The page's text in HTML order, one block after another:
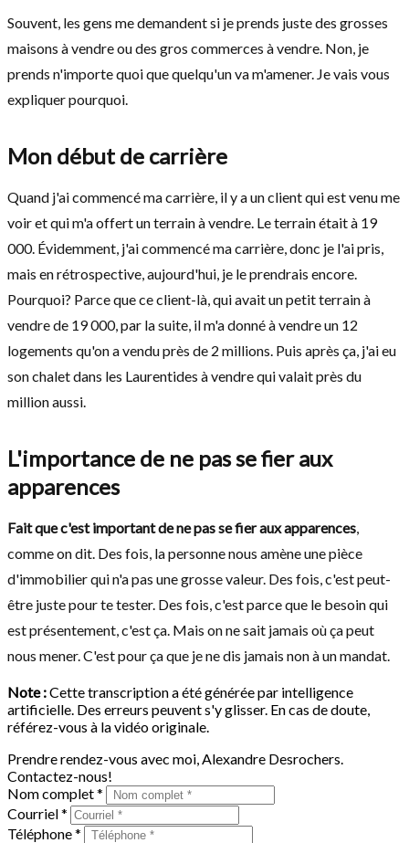
Souvent, les gens me demandent si je prends juste des grosses
maisons à vendre ou des gros commerces à vendre. Non, je
prends n'importe quoi que quelqu'un va m'amener. Je vais vous
expliquer pourquoi.
Mon début de carrière
Quand j'ai commencé ma carrière, il y a un client qui est venu me
voir et qui m'a offert un terrain à vendre. Le terrain était à 19
000. Évidemment, j'ai commencé ma carrière, donc je l'ai pris,
mais en rétrospective, aujourd'hui, je le prendrais encore.
Pourquoi? Parce que ce client-là, qui avait un petit terrain à
vendre de 19 000, par la suite, il m'a donné à vendre un 12
logements qu'on a vendu près de 2 millions. Puis après ça, j'ai eu
son chalet dans les Laurentides à vendre qui valait près du
million aussi.
L'importance de ne pas se fier aux
apparences
Fait que c'est important de ne pas se fier aux apparences,
comme on dit. Des fois, la personne nous amène une pièce
d'immobilier qui n'a pas une grosse valeur. Des fois, c'est peut-
être juste pour te tester. Des fois, c'est parce que le besoin qui
est présentement, c'est ça. Mais on ne sait jamais où ça peut
nous mener. C'est pour ça que je ne dis jamais non à un mandat.
Note :Cette transcription a été générée par intelligence
artificielle. Des erreurs peuvent s'y glisser. En cas de doute,
référez-vous à la vidéo originale.
Prendre rendez-vous avec moi, Alexandre Desrochers.
Contactez-nous!
Nom complet *
Courriel *
Téléphone *